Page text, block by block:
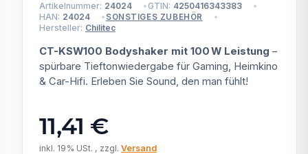
Artikelnummer: 24024 GTIN: 4250416343383
HAN: 24024 SONSTIGES ZUBEHÖR
Hersteller: Chilitec
CT-KSW100 Bodyshaker mit 100 W Leistung –
spürbare Tieftonwiedergabe für Gaming, Heimkino
& Car-Hifi. Erleben Sie Sound, den man fühlt!
11,41 €
inkl. 19% USt. , zzgl. Versand